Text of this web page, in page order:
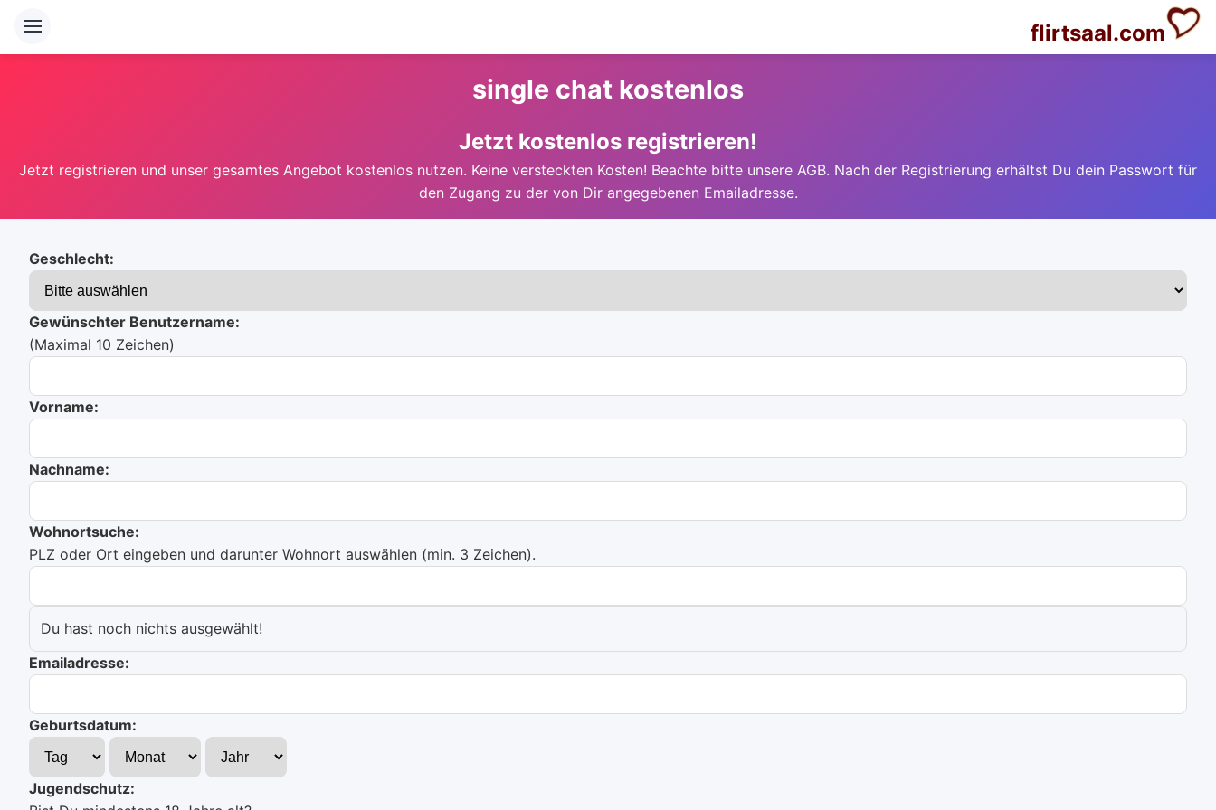
flirtsaal.com
single chat kostenlos
Jetzt kostenlos registrieren!
Jetzt registrieren und unser gesamtes Angebot kostenlos nutzen. Keine versteckten Kosten! Beachte bitte unsere AGB. Nach der Registrierung erhältst Du dein Passwort für
den Zugang zu der von Dir angegebenen Emailadresse.
Geschlecht:
Gewünschter Benutzername:
(Maximal 10 Zeichen)
Vorname:
Nachname:
Wohnortsuche:
PLZ oder Ort eingeben und darunter Wohnort auswählen (min. 3 Zeichen).
Du hast noch nichts ausgewählt!
Emailadresse:
Geburtsdatum:
Jugendschutz: